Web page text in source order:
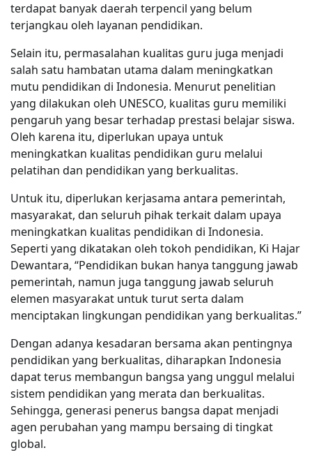
terdapat banyak daerah terpencil yang belum
terjangkau oleh layanan pendidikan.
Selain itu, permasalahan kualitas guru juga menjadi
salah satu hambatan utama dalam meningkatkan
mutu pendidikan di Indonesia. Menurut penelitian
yang dilakukan oleh UNESCO, kualitas guru memiliki
pengaruh yang besar terhadap prestasi belajar siswa.
Oleh karena itu, diperlukan upaya untuk
meningkatkan kualitas pendidikan guru melalui
pelatihan dan pendidikan yang berkualitas.
Untuk itu, diperlukan kerjasama antara pemerintah,
masyarakat, dan seluruh pihak terkait dalam upaya
meningkatkan kualitas pendidikan di Indonesia.
Seperti yang dikatakan oleh tokoh pendidikan, Ki Hajar
Dewantara, “Pendidikan bukan hanya tanggung jawab
pemerintah, namun juga tanggung jawab seluruh
elemen masyarakat untuk turut serta dalam
menciptakan lingkungan pendidikan yang berkualitas.”
Dengan adanya kesadaran bersama akan pentingnya
pendidikan yang berkualitas, diharapkan Indonesia
dapat terus membangun bangsa yang unggul melalui
sistem pendidikan yang merata dan berkualitas.
Sehingga, generasi penerus bangsa dapat menjadi
agen perubahan yang mampu bersaing di tingkat
global.